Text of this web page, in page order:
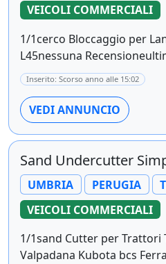
VEICOLI COMMERCIALI
1/1cerco Bloccaggio per
L45nessuna
Inserito: Scorso anno alle 15:02
VEDI ANNUNCIO
Sand Undercutter
UMBRIA PERUGIA
VEICOLI COMMERCIALI
1/1sand Cutter per Trattori
Valpadana Kubota bcs